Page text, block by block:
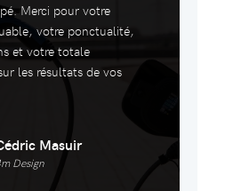
Merci pour votre
votre ponctualité,
et votre totale
les résultats de vos
Masuir
Design